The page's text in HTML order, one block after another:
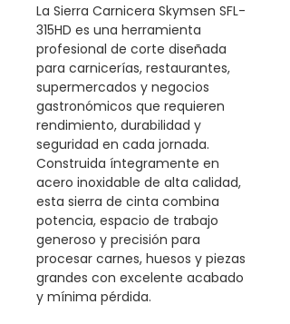
La Sierra Carnicera Skymsen SFL-
315HD es una herramienta
profesional de corte diseñada
para carnicerías, restaurantes,
supermercados y negocios
gastronómicos que requieren
rendimiento, durabilidad y
seguridad en cada jornada.
Construida íntegramente en
acero inoxidable de alta calidad,
esta sierra de cinta combina
potencia, espacio de trabajo
generoso y precisión para
procesar carnes, huesos y piezas
grandes con excelente acabado
y mínima pérdida.